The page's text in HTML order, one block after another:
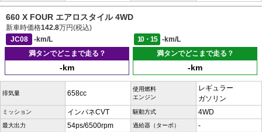
660 X FOUR エアロスタイル 4WD
新車時価格142.8万円(税込)
JC08
-km/L 10・15
-km/L
満タンでどこまで走る？
-km
満タンでどこまで走る？
-km
排気量 658cc
使用燃料
エンジン
レギュラー
ガソリン
ミッション インパネCVT 駆動方式 4WD
最大出力 54ps/6500rpm 過給器（ターボ） -